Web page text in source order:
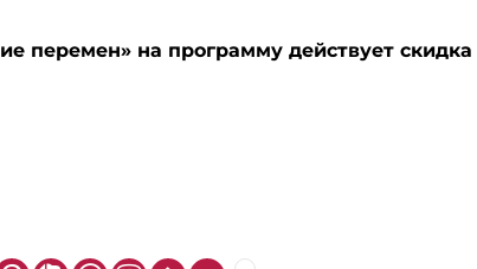
перемен» на программу действует скидка